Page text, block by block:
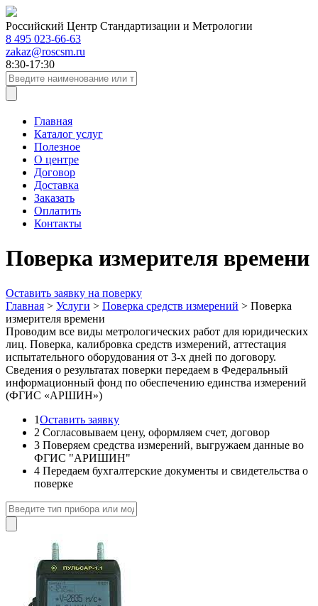
Российский Центр Стандартизации и Метрологии
8 495 023-66-63
zakaz@roscsm.ru
8:30-17:30
Главная
Каталог услуг
Полезное
О центре
Договор
Доставка
Заказать
Оплатить
Контакты
Поверка измерителя времени
Оставить заявку на поверку
Главная > Услуги > Поверка средств измерений > Поверка
измерителя времени
Проводим все виды метрологических работ для юридических
лиц. Поверка, калибровка средств измерений, аттестация
испытательного оборудования от 3-х дней по договору.
Сведения о результатах поверки передаем в Федеральный
информационный фонд по обеспечению единства измерений
(ФГИС «АРШИН»)
1Оставить заявку
2 Согласовываем цену, оформляем счет, договор
3 Поверяем средства измерений, выгружаем данные во
ФГИС "АРИШИН"
4 Передаем бухгалтерские документы и свидетельства о
поверке